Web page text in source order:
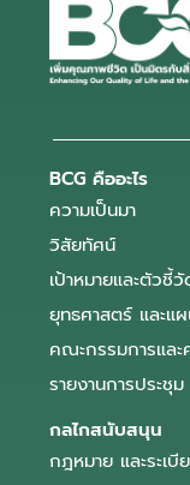
BCG คืออะไร
ความเป็นมา
วิสัยทัศน์
เป้าหมายและตัวชี้
ยุทธศาสตร์ และแ
คณะกรรมการแล
รายงานการประชุม
กลไกสนับสนุน
กฎหมาย และระเบี